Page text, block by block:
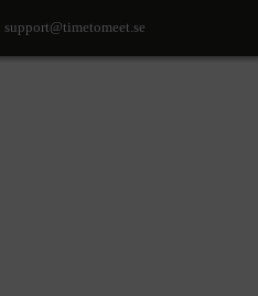
support@timetomeet.se